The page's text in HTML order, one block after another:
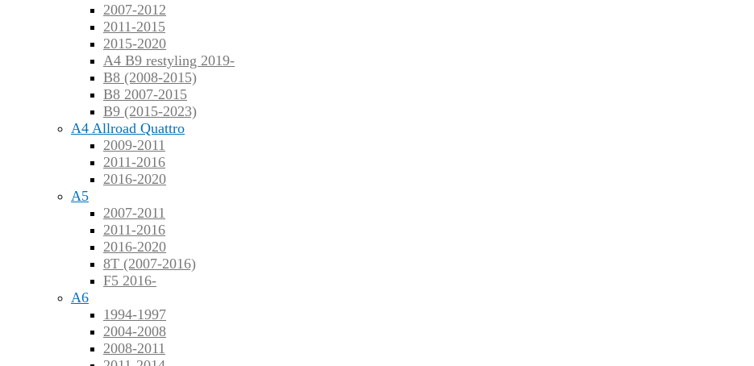
2007-2012
2011-2015
2015-2020
A4 B9 restyling 2019-
B8 (2008-2015)
B8 2007-2015
B9 (2015-2023)
A4 Allroad Quattro
2009-2011
2011-2016
2016-2020
A5
2007-2011
2011-2016
2016-2020
8T (2007-2016)
F5 2016-
A6
1994-1997
2004-2008
2008-2011